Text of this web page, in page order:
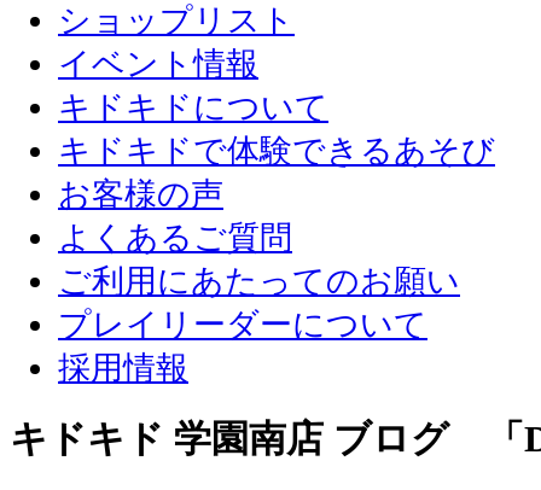
ショップリスト
イベント情報
キドキドについて
キドキドで体験できるあそび
お客様の声
よくあるご質問
ご利用にあたってのお願い
プレイリーダーについて
採用情報
キドキド 学園南店 ブログ 「